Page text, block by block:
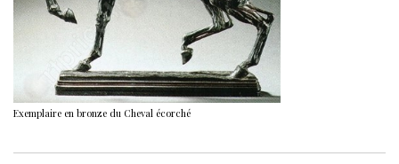
Exemplaire en bronze du Cheval écorché